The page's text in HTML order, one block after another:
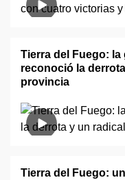
Tierra del Fuego:
reconoció la
provincia
Tierra del Fuego: